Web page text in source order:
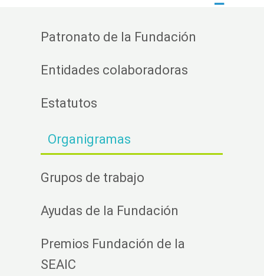
Patronato de la Fundación
Entidades colaboradoras
Estatutos
Organigramas
Grupos de trabajo
Ayudas de la Fundación
Premios Fundación de la
SEAIC